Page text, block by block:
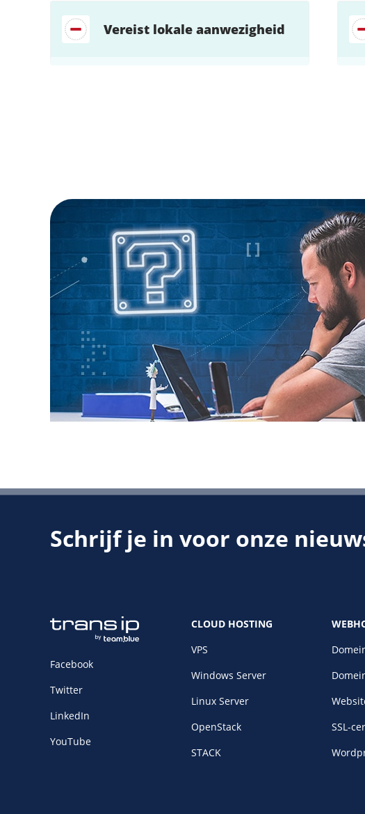
Vereist lokale aanwezigheid
Schrijf je in voor onze
Facebook
Twitter
LinkedIn
YouTube
CLOUD HOSTING
VPS
Windows Server
Linux Server
OpenStack
STACK
SSL-